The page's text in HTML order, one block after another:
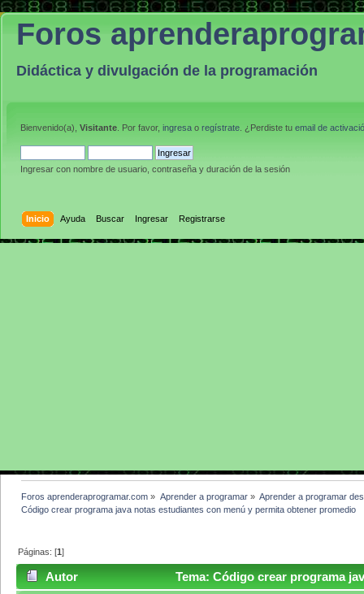
Foros
Didáctica y divulgación de la programación
Bienvenido(a), Visitante . Por favor, ingresa o regístrate . ¿Perdiste tu email de
Ingresar con nombre de usuario, contraseña y duración de la sesión
Inicio Ayuda Buscar Ingresar Registrarse
Foros aprenderaprogramar.com » Aprender a programar» Aprender a programar
Código crear programa java notas estudiantes con menú y permita obtener promedio
Páginas: [1]
Autor
Tema: Código crear programa